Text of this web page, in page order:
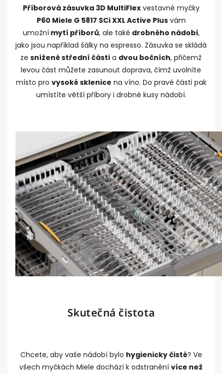
Příborová zásuvka 3D MultiFlexvestavné myčky
P60 Miele G 5817 SCi XXL Active Plusvám
umožnímytí příborů, ale také drobného nádobí,
jako jsou například šálky na espresso. Zásuvka se skládá
ze snížené střední části a dvou bočních, přičemž
levou část můžete zasunout doprava, čímž uvolníte
místo pro vysoké sklenice na víno. Do pravé části pak
umístíte větší příbory i drobné kusy nádobí.
Skutečná čistota
Chcete, aby vaše nádobí bylo hygienicky čisté? Ve
všech myčkách Miele dochází k odstranění více než